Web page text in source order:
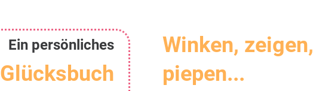
Ein persönliches
Glücksbuch
Winken, zeigen,
piepen...